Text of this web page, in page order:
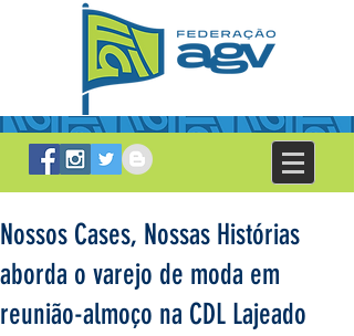
Nossos Cases, Nossas Histórias
aborda o varejo de moda em
reunião-almoço na CDL Lajeado